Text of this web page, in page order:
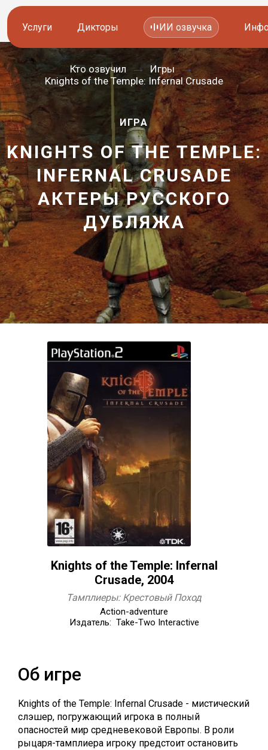
Услуги
Озвучка видео
Работа с аудио
Работа с текстом
Локализация и перевод
Другие услуги
8 800 200-45-51
Заказать звонок
Дикторы
Иностранные дикторы
Русские дикторы
Актеры озвучки
Контакты дикторов
ИИ голоса
8 800 200-45-51
Заказать звонок
ИИ озвучка
Кто озвучил
Игры
Knights of the Temple: Infernal Crusade
ИГРА
KNIGHTS OF THE TEMPLE:
INFERNAL CRUSADE
—
АКТЕРЫ РУССКОГО
ДУБЛЯЖА
Knights of the Temple: Infernal
Crusade, 2004
Тамплиеры: Крестовый Поход
Action-adventure
Издатель: Take-Two Interactive
Об игре
Knights of the Temple: Infernal Crusade - мистический
слэшер, погружающий игрока в полный
опасностей мир средневековой Европы. В роли
рыцаря-тамплиера игроку предстоит остановить